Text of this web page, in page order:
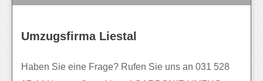
Umzugsfirma Liestal
Haben Sie eine Frage? Rufen Sie uns an 031 528